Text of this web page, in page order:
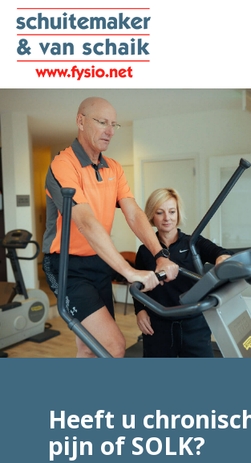
Heeft u
pijn of SOLK?